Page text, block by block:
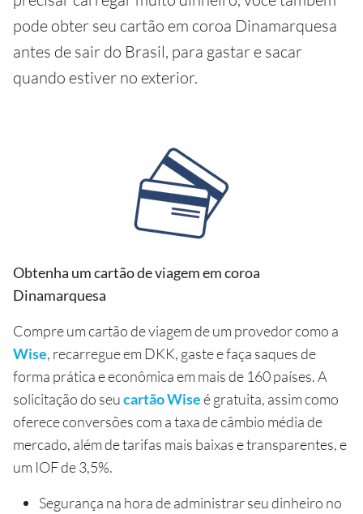
pode obter seu cartão em coroa Dinamarquesa
antes de sair do Brasil, para gastar e sacar
quando estiver no exterior.
Obtenha um cartão de viagem em coroa
Dinamarquesa
Compre um cartão de viagem de um provedor como a
Wise, recarregue em DKK, gaste e faça saques de
forma prática e econômica em mais de 160 países. A
solicitação do seucartão Wiseé gratuita, assim como
oferece conversões com a taxa de câmbio média de
mercado, além de tarifas mais baixas e transparentes, e
um IOF de 3,5%.
Segurança na hora de administrar seu dinheiro no